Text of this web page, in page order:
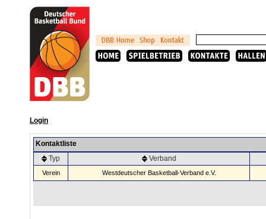
Login
Kontaktliste
Typ
Verband
Verein Westdeutscher Basketball-Verband e.V.